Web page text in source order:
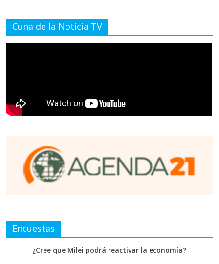
Cuna de la Noticia TV
Encuestas
¿Cree que Milei podrá reactivar la economía?